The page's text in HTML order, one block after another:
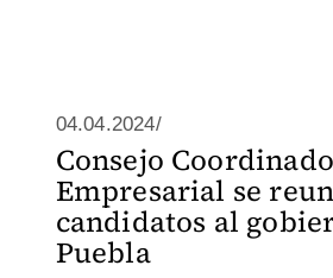
04.04.2024/
Consejo
Empresarial se
candidatos al
Puebla